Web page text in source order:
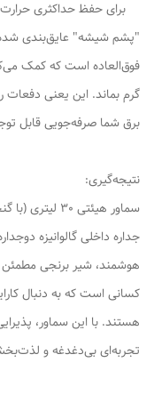
برای حفظ حداکثری حرارت
"پشم شیشه" عایق‌بندی
فوق‌العاده است که کمک
گرم بماند. این یعنی
برق شما صرفه‌جویی قابل
نتیجه‌گیری:
هوشمند، شیر برنجی مطمئن
کسانی است که به دنبال
هستند. با این سماور،
تجربه‌ای بی‌دغدغه و